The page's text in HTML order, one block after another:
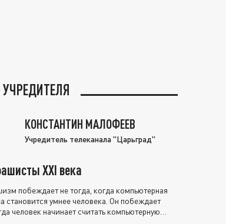
КОНСТАНТИН МАЛОФЕЕВ
Учредитель телеканала "Царьград"
XXI века
побеждает не тогда, когда компьютерная
становится умнее человека. Он побеждает
человек начинает считать компьютерную